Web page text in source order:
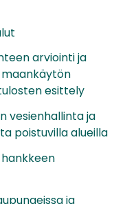
arviointi ja
esittely
vesienhallinta ja
poistuvilla alueilla
hankkeen
ja